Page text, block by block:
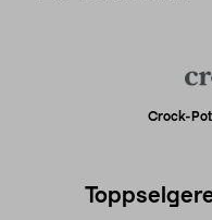
Crock-Pot